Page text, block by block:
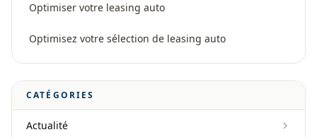
Optimiser votre leasing auto
Optimisez votre sélection de leasing auto
CATÉGORIES
Actualité